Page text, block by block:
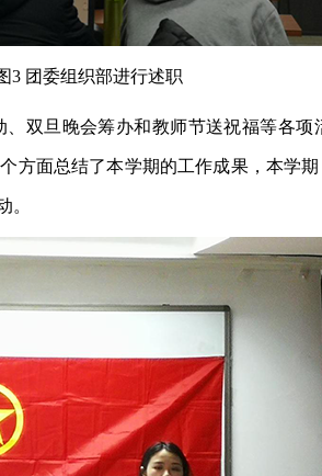
3 团委组织部进行述职
双旦晚会筹办和教师节送祝福等各项
方面总结了本学期的工作成果，本学
。